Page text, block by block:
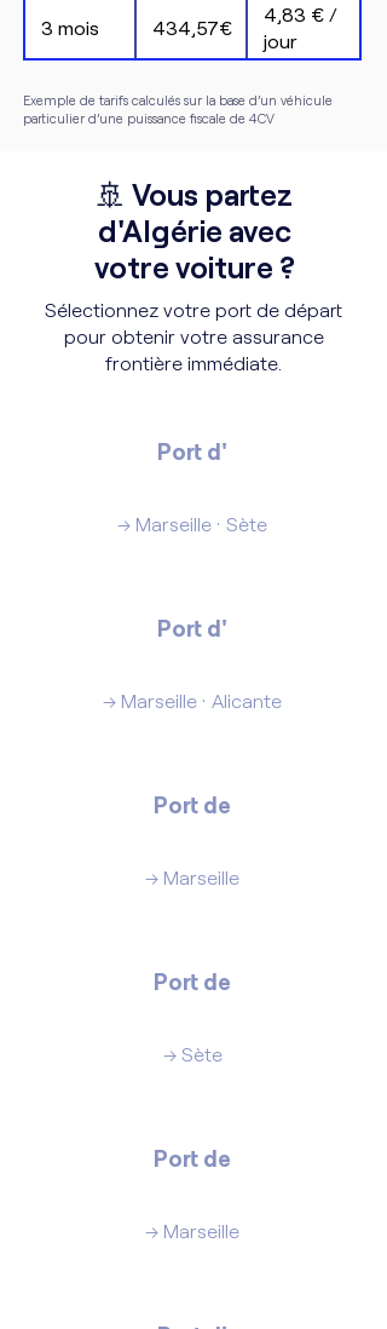
3 mois 434,57€
4,83 € /
jour
Exemple de tarifs calculés sur la base d’un véhicule
particulier d’une puissance fiscale de 4CV
🚢 Vous partez
d'Algérie avec
votre voiture ?
Sélectionnez votre port de départ
pour obtenir votre assurance
frontière immédiate.
Port d'
→ Marseille · Sète
Port d'
→ Marseille · Alicante
Port de
→ Marseille
Port de
→ Sète
Port de
→ Marseille